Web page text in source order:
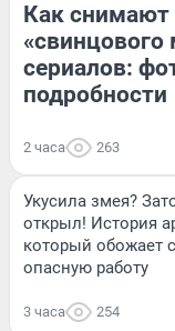
Как снимают
«свинцового
сериалов:
подробности
2 часа 263
Укусила змея?
открыл! История
который обожает
опасную работу
3 часа 254